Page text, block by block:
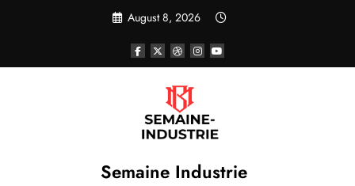
August 8, 2026
Semaine Industrie